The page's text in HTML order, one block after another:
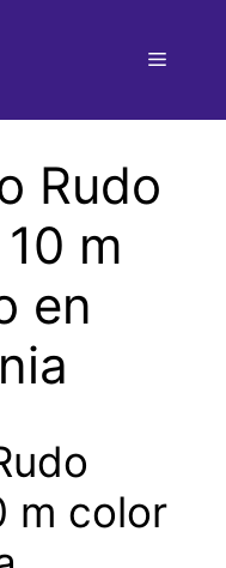
Menú
Rudo
m
en
m color